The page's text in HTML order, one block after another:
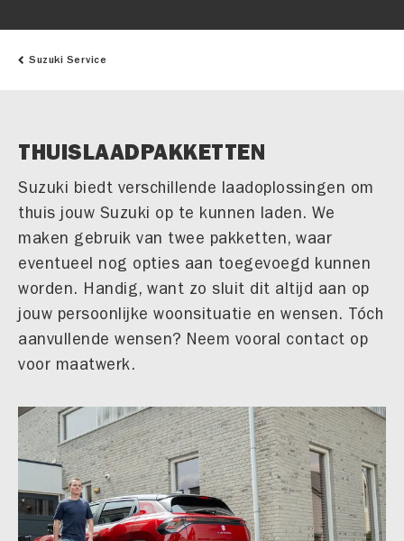
Suzuki Service
THUISLAADPAKKETTEN
Suzuki biedt verschillende laadoplossingen om
thuis jouw Suzuki op te kunnen laden. We
maken gebruik van twee pakketten, waar
eventueel nog opties aan toegevoegd kunnen
worden. Handig, want zo sluit dit altijd aan op
jouw persoonlijke woonsituatie en wensen. Tóch
aanvullende wensen? Neem vooral contact op
voor maatwerk.